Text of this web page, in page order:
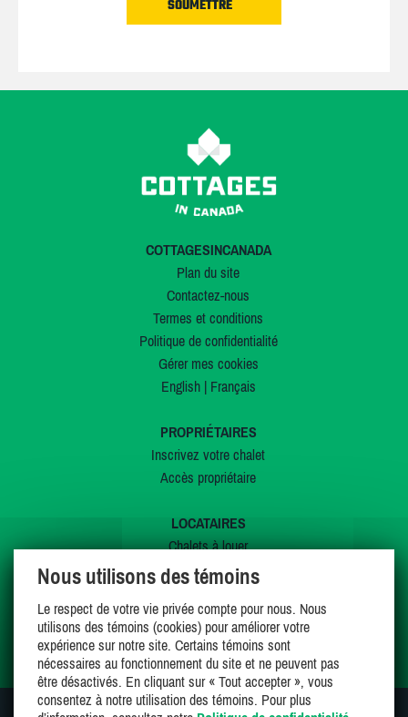
COTTAGESINCANADA
Plan du site
Contactez-nous
Termes et conditions
Politique de confidentialité
Gérer mes cookies
English| Français
PROPRIÉTAIRES
Inscrivez votre chalet
Accès propriétaire
LOCATAIRES
Chalets à louer
Chalets à vendre
Offres spéciales
Mes favoris
Nous utilisons des témoins
Le respect de votre vie privée compte pour nous. Nous
utilisons des témoins (cookies) pour améliorer votre
expérience sur notre site. Certains témoins sont
nécessaires au fonctionnement du site et ne peuvent pas
être désactivés. En cliquant sur « Tout accepter », vous
consentez à notre utilisation des témoins. Pour plus